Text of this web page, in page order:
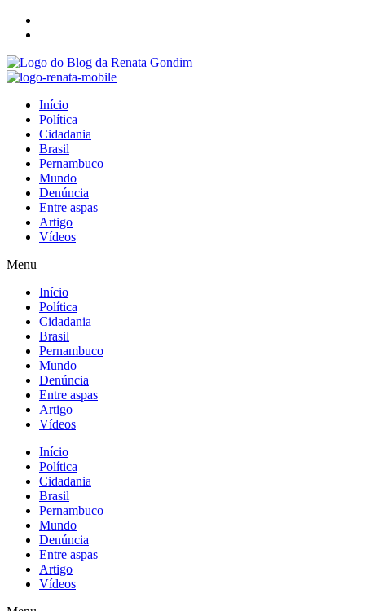
Início
Política
Cidadania
Brasil
Pernambuco
Mundo
Denúncia
Entre aspas
Artigo
Vídeos
Menu
Início
Política
Cidadania
Brasil
Pernambuco
Mundo
Denúncia
Entre aspas
Artigo
Vídeos
Início
Política
Cidadania
Brasil
Pernambuco
Mundo
Denúncia
Entre aspas
Artigo
Vídeos